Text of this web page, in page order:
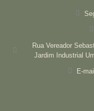
Rua Vereador
Jardim Industrial
E-